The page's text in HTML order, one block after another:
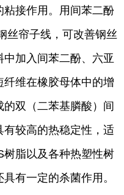
接作用。用间苯二酚
丝帘子线，可改善钢丝
加入间苯二酚、六亚
维在橡胶母体中的增
双（二苯基膦酸）间
较高的热稳定性，适
树脂以及各种热塑性树
有一定的杀菌作用。